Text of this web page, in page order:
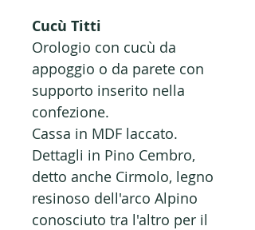
Cucù Titti
Orologio con cucù da
appoggio o da parete con
supporto inserito nella
confezione.
Cassa in MDF laccato.
Dettagli in Pino Cembro,
detto anche Cirmolo, legno
resinoso dell'arco Alpino
conosciuto tra l'altro per il